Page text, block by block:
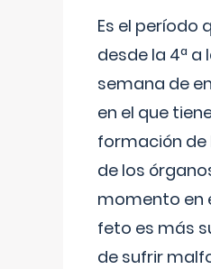
Es el período
desde la 4ª a
semana de
en el que
formación
de los
momento en
feto es más
de sufrir